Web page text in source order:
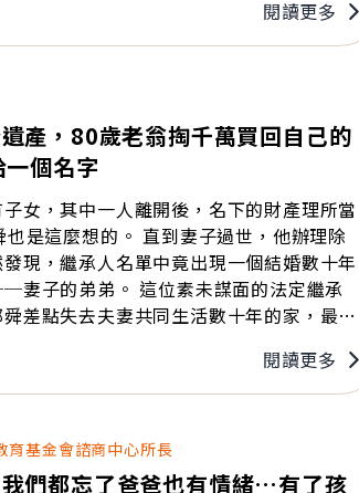
閱讀更多
產，80歲老翁掏千萬買回自己的
個名字
女，其中一人離開後，名下的財產理所當
到妻子過世，他辦理除
現，繼承人名單中竟出現一個結婚數十年
素未謀面的法定繼承
差點失去夫妻共同生活數十年的家，最後
信：「你的就是我的，我的就是你的。」直
紙黑字。 這樣的遺憾，也促成
，讓共同累積一輩子的財產，落入多年未
閱讀更多
育基金會諮商中心所長
們都忘了爸爸也有情緒…有了孩